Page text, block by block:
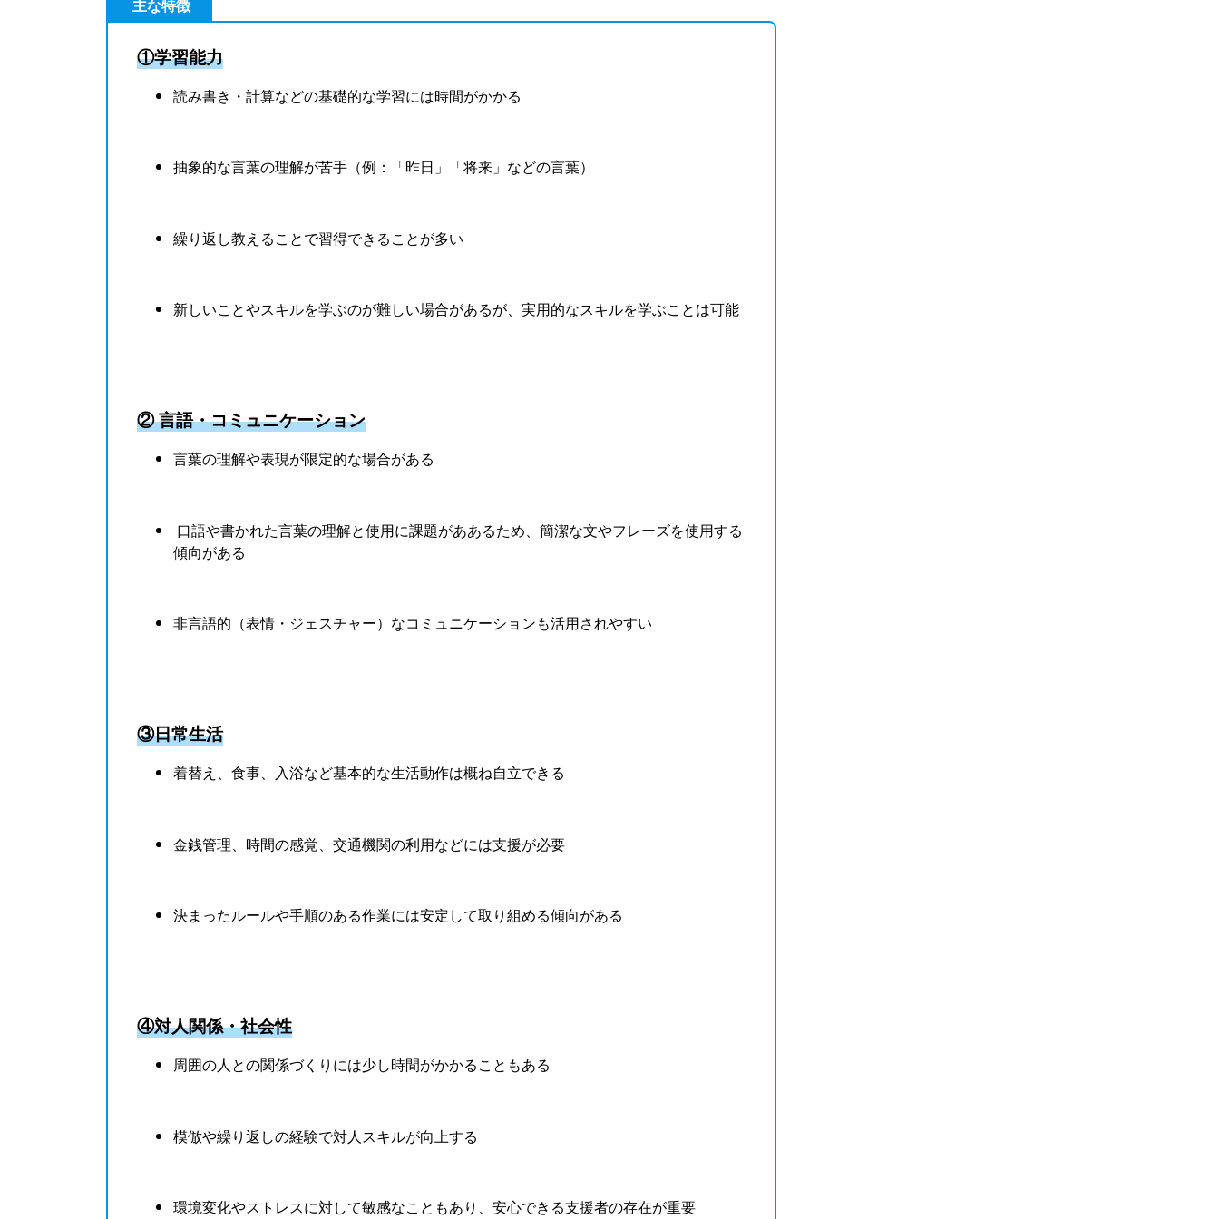
主な特徴
①学習能力
読み書き・計算などの基礎的な学習には時間がかかる
抽象的な言葉の理解が苦手（例：「昨日」「将来」などの言葉）
繰り返し教えることで習得できることが多い
新しいことやスキルを学ぶのが難しい場合があるが、実用的なスキルを学ぶことは可能
② 言語・コミュニケーション
言葉の理解や表現が限定的な場合がある
口語や書かれた言葉の理解と使用に課題がああるため、簡潔な文やフレーズを使用する
傾向がある
非言語的（表情・ジェスチャー）なコミュニケーションも活用されやすい
③日常生活
着替え、食事、入浴など基本的な生活動作は概ね自立できる
金銭管理、時間の感覚、交通機関の利用などには支援が必要
決まったルールや手順のある作業には安定して取り組める傾向がある
④対人関係・社会性
周囲の人との関係づくりには少し時間がかかることもある
模倣や繰り返しの経験で対人スキルが向上する
環境変化やストレスに対して敏感なこともあり、安心できる支援者の存在が重要